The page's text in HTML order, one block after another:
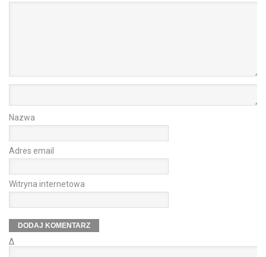
Nazwa
Adres email
Witryna internetowa
Δ